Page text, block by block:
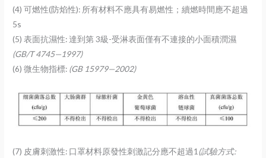
(4) 可燃性(防焰性): 所有材料不應具有易燃性；續燃時間應不超過
5s
(5) 表面抗濕性: 達到第 3級-受淋表面僅有不連接的小面積潤濕
(GB/T 4745—1997)
(6) 微生物指標: (GB 15979—2002)
(7) 皮膚刺激性: 口罩材料原發性刺激記分應不超過1 (試驗方式: